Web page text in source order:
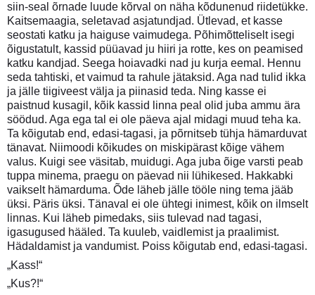
siin-seal õrnade luude kõrval on näha kõdunenud riidetükke.
Kaitsemaagia, seletavad asjatundjad. Ütlevad, et kasse
seostati katku ja haiguse vaimudega. Põhimõtteliselt isegi
õigustatult, kassid püüavad ju hiiri ja rotte, kes on peamised
katku kandjad. Seega hoiavadki nad ju kurja eemal. Hennu
seda tahtiski, et vaimud ta rahule jätaksid. Aga nad tulid ikka
ja jälle tiigiveest välja ja piinasid teda. Ning kasse ei
paistnud kusagil, kõik kassid linna peal olid juba ammu ära
söödud. Aga ega tal ei ole päeva ajal midagi muud teha ka.
Ta kõigutab end, edasi-tagasi, ja põrnitseb tühja hämarduvat
tänavat. Niimoodi kõikudes on miskipärast kõige vähem
valus. Kuigi see väsitab, muidugi. Aga juba õige varsti peab
tuppa minema, praegu on päevad nii lühikesed. Hakkabki
vaikselt hämarduma. Õde läheb jälle tööle ning tema jääb
üksi. Päris üksi. Tänaval ei ole ühtegi inimest, kõik on ilmselt
linnas. Kui läheb pimedaks, siis tulevad nad tagasi,
igasugused hääled. Ta kuuleb, vaidlemist ja praalimist.
Hädaldamist ja vandumist. Poiss kõigutab end, edasi-tagasi.
„Kass!“
„Kus?!“